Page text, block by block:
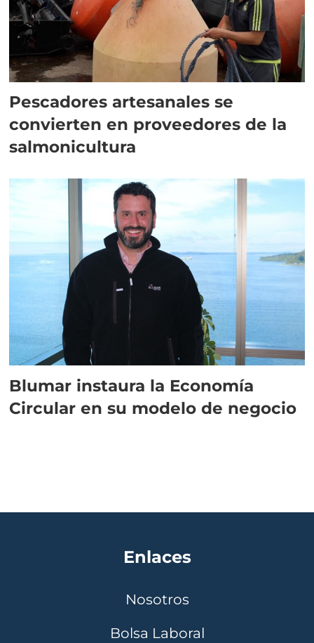
Pescadores artesanales se
convierten en proveedores de la
salmonicultura
Blumar instaura la Economía
Circular en su modelo de negocio
Enlaces
Nosotros
Bolsa Laboral